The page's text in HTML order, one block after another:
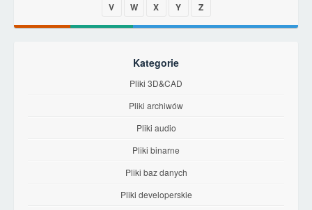
V
W X Y Z
Kategorie
Pliki 3D&CAD
Pliki archiwów
Pliki audio
Pliki binarne
Pliki baz danych
Pliki developerskie